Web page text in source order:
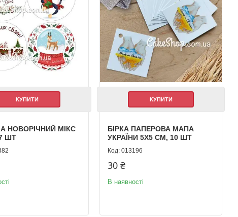
КУПИТИ
НОВОРІЧНИЙ МІКС
ШТ
КУПИТИ
БІРКА ПАПЕРОВА МАПА
УКРАЇНИ 5Х5 СМ, 10 ШТ
013196
30 ₴
В наявності